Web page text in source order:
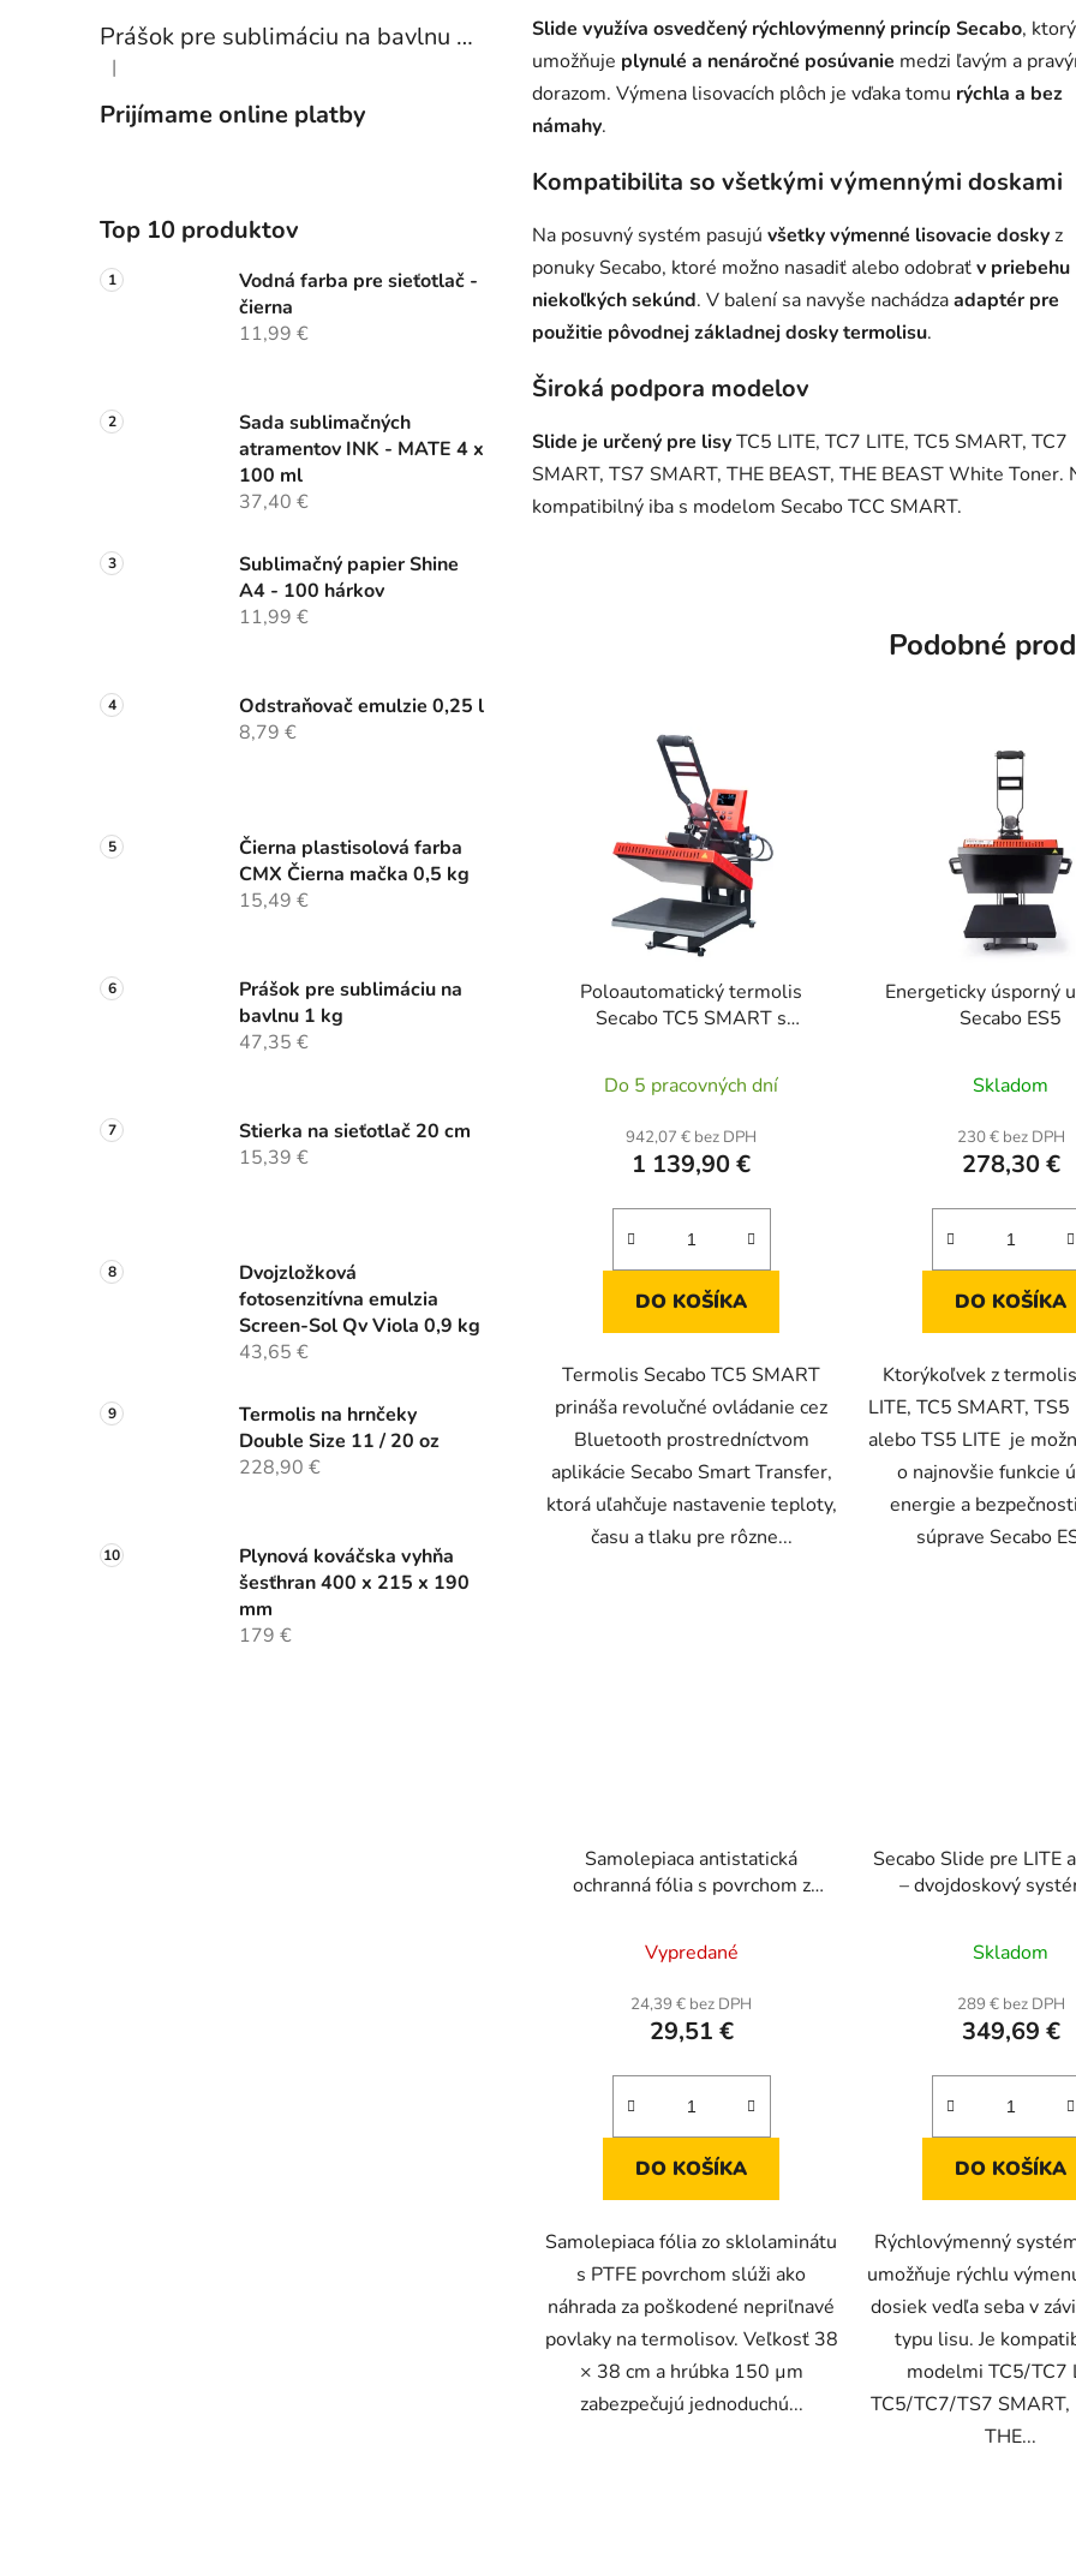
Prášok pre sublimáciu na bavlnu 1 kg
Hodnotenie produktu je 5 z 5 hviezdičiek.
|
Prijímame online platby
Top 10 produktov
Vodná farba pre sieťotlač -
čierna
11,99 €
Sada sublimačných
atramentov INK - MATE 4 x
100 ml
37,40 €
Sublimačný papier Shine
A4 - 100 hárkov
11,99 €
Odstraňovač emulzie 0,25 l
8,79 €
Čierna plastisolová farba
CMX Čierna mačka 0,5 kg
15,49 €
Prášok pre sublimáciu na
bavlnu 1 kg
47,35 €
Stierka na sieťotlač 20 cm
15,39 €
Dvojzložková
fotosenzitívna emulzia
Screen-Sol Qv Viola 0,9 kg
43,65 €
Termolis na hrnčeky
Double Size 11 / 20 oz
228,90 €
Plynová kováčska vyhňa
šesťhran 400 x 215 x 190
mm
179 €
Slide využíva osvedčený rýchlovýmenný princíp Secabo, ktorý
umožňuje plynulé a nenáročné posúvanie medzi ľavým a
dorazom. Výmena lisovacích plôch je vďaka tomu rýchla a bez
námahy.
Kompatibilita so všetkými výmennými doskami
Na posuvný systém pasujú všetky výmenné lisovacie doskyz
ponuky Secabo, ktoré možno nasadiť alebo odobraťv priebehu
niekoľkých sekúnd. V balení sa navyše nachádzaadaptér pre
použitie pôvodnej základnej dosky termolisu.
Široká podpora modelov
Slide je určený pre lisyTC5 LITE, TC7 LITE, TC5 SMART, TC7
SMART, TS7 SMART, THE BEAST, THE BEAST White Toner.
kompatibilný iba s modelom Secabo TCC SMART.
Podobné
Poloautomatický termolis
Secabo TC5 SMART s
Do 5 pracovných dní
942,07 € bez DPH
1 139,90 €
DO KOŠÍKA
Termolis Secabo TC5 SMART
prináša revolučné ovládanie cez
Bluetooth prostredníctvom
aplikácie Secabo Smart Transfer,
ktorá uľahčuje nastavenie teploty,
času a tlaku pre rôzne...
Energeticky úsporný
Secabo ES5
Skladom
230 € bez DPH
278,30 €
DO KOŠÍKA
Ktorýkoľvek z
LITE, TC5 SMART,
alebo TS5 LITE je
o najnovšie funkcie
energie a
súprave Secabo
Samolepiaca antistatická
ochranná fólia s povrchom z
Vypredané
24,39 € bez DPH
29,51 €
DO KOŠÍKA
Samolepiaca fólia zo sklolaminátu
s PTFE povrchom slúži ako
náhrada za poškodené nepriľnavé
povlaky na termolisov. Veľkosť 38
× 38 cm a hrúbka 150 µm
zabezpečujú jednoduchú...
Secabo Slide pre LITE
– dvojdoskový
Skladom
289 € bez DPH
349,69 €
DO KOŠÍKA
Rýchlovýmenný
umožňuje rýchlu
dosiek vedľa seba v
typu lisu. Je
modelmi TC5/TC7
TC5/TC7/TS7 SMART,
THE...